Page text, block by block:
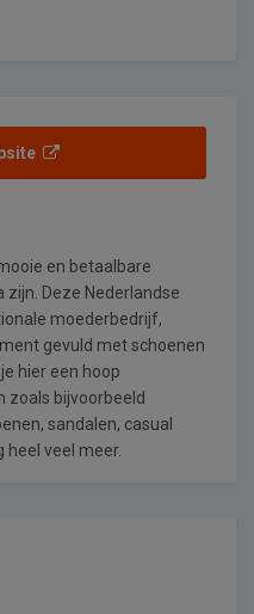
en betaalbare
Deze Nederlandse
moederbedrijf,
gevuld met schoenen
hier een hoop
zoals bijvoorbeeld
sandalen, casual
veel meer.